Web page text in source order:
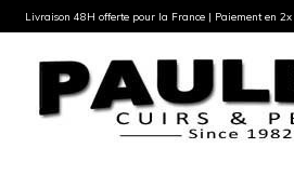
Livraison 48H offerte pour la France | Paiement en